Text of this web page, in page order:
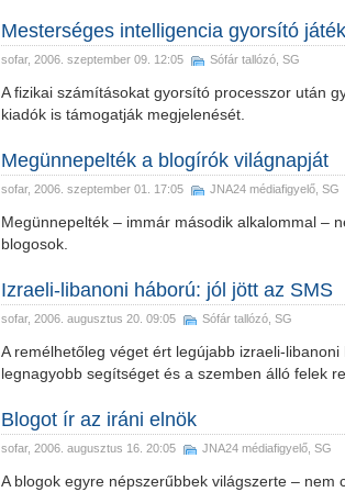
Mesterséges intelligencia gyorsító
sofar, 2006. szeptember 09. 12:05 Sófár tallózó SG
A fizikai számításokat gyorsító processzor után
kiadók is támogatják megjelenését.
Megünnepelték a blogírók világnapját
sofar, 2006. szeptember 01. 17:05 JNA24 médiafigyelő SG
Megünnepelték – immár második alkalommal –
blogosok.
Izraeli-libanoni háború: jól jött az SMS
sofar, 2006. augusztus 20. 09:05 Sófár tallózó SG
A remélhetőleg véget ért legújabb izraeli-
legnagyobb segítséget és a szemben álló felek
Blogot ír az iráni elnök
sofar, 2006. augusztus 16. 20:05 JNA24 médiafigyelő SG
A blogok egyre népszerűbbek világszerte –